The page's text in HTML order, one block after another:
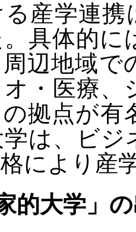
産学連携
具体的
辺地域で
・医療、
拠点が有
は、ビ
により産
的大学」